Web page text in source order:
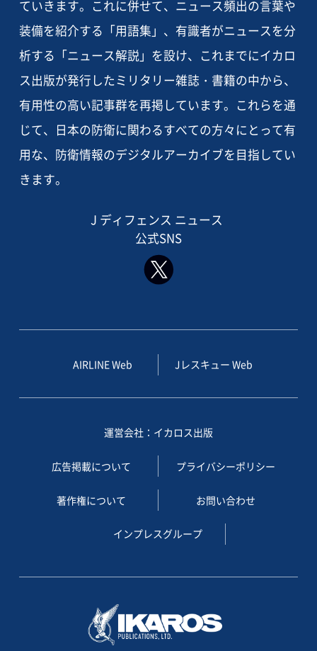
ていきます。これに併せて、ニュース頻出の言葉や
装備を紹介する「用語集」、有識者がニュースを分
析する「ニュース解説」を設け、これまでにイカロ
ス出版が発行したミリタリー雑誌・書籍の中から、
有用性の高い記事群を再掲しています。これらを通
じて、日本の防衛に関わるすべての方々にとって有
用な、防衛情報のデジタルアーカイブを目指してい
きます。
J ディフェンス ニュース
公式SNS
AIRLINE Web Jレスキュー Web
運営会社：イカロス出版
広告掲載について プライバシーポリシー
著作権について お問い合わせ
インプレスグループ